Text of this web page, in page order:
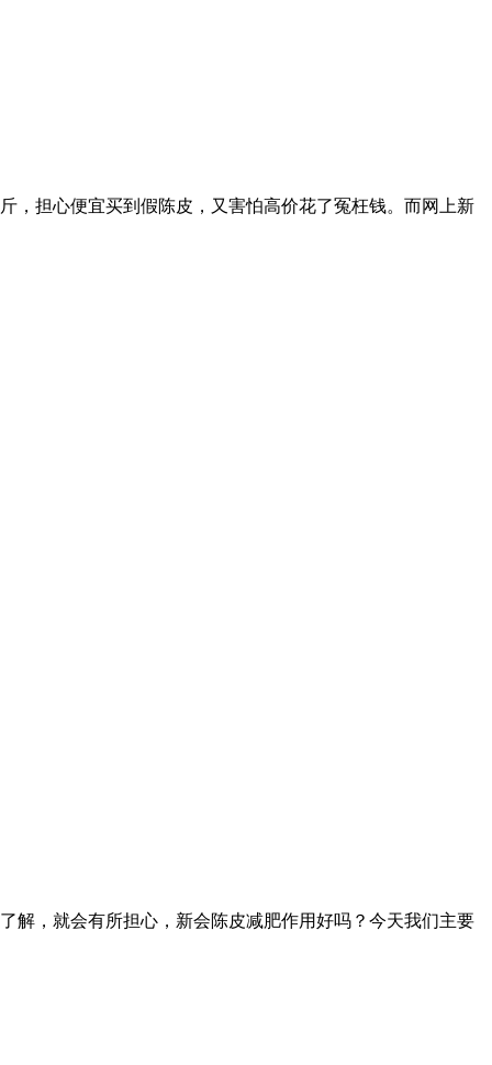
，担心便宜买到假陈皮，又害怕高价花了冤枉钱。而网上新
解，就会有所担心，新会陈皮减肥作用好吗？今天我们主要